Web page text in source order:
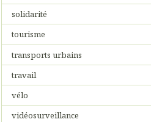
solidarité
tourisme
transports urbains
travail
vélo
vidéosurveillance